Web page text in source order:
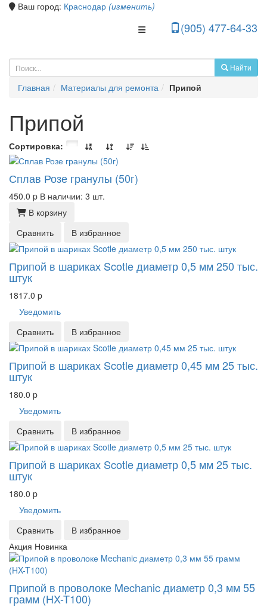
Ваш город: Краснодар (изменить)
(905) 477-64-33
Toggle Navigation
Найти
Главная Материалы для ремонта Припой
Припой
Сортировка:
Сплав Розе гранулы (50г)
450.0 p В наличии: 3 шт.
В корзину
Сравнить
В избранное
Припой в шариках Scotle диаметр 0,5 мм 250 тыс.
штук
1817.0 p
Уведомить
Сравнить
В избранное
Припой в шариках Scotle диаметр 0,45 мм 25 тыс.
штук
180.0 p
Уведомить
Сравнить
В избранное
Припой в шариках Scotle диаметр 0,5 мм 25 тыс.
штук
180.0 p
Уведомить
Сравнить
В избранное
Акция Новинка
Припой в проволоке Mechanic диаметр 0,3 мм 55
грамм (HX-T100)